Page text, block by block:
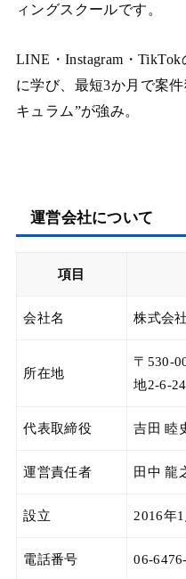
ィングスクールです。
LINE・Instagram・
に学び、最短3か月で案
キュラム”が強み。
運営会社について
項目
会社名 株式会
所在地
〒530-
地2-6-
代表取締役 吉田 睦
運営責任者 田中 龍
設立 2016年1
電話番号 06-